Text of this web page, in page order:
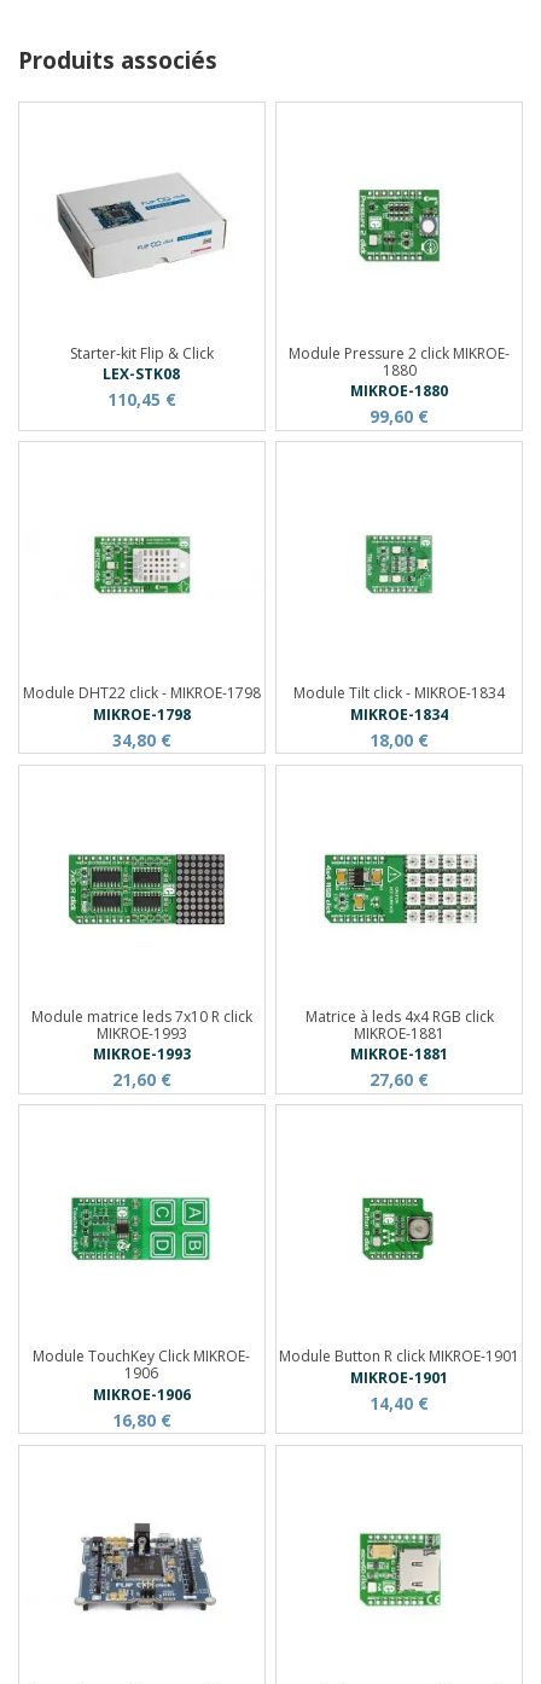
Produits associés
Starter-kit Flip & Click
LEX-STK08
110,45 €
Module Pressure 2 click MIKROE-
1880
MIKROE-1880
99,60 €
Module DHT22 click - MIKROE-1798
MIKROE-1798
34,80 €
Module Tilt click - MIKROE-1834
MIKROE-1834
18,00 €
Module matrice leds 7x10 R click
MIKROE-1993
MIKROE-1993
21,60 €
Matrice à leds 4x4 RGB click
MIKROE-1881
MIKROE-1881
27,60 €
Module TouchKey Click MIKROE-
1906
MIKROE-1906
16,80 €
Module Button R click MIKROE-1901
MIKROE-1901
14,40 €